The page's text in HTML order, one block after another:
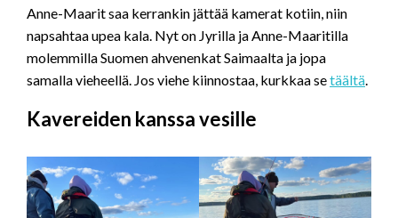
Anne-Maarit saa kerrankin jättää kamerat kotiin, niin
napsahtaa upea kala. Nyt on Jyrilla ja Anne-Maaritilla
molemmilla Suomen ahvenenkat Saimaalta ja jopa
samalla vieheellä. Jos viehe kiinnostaa, kurkkaa setäältä.
Kavereiden kanssa vesille